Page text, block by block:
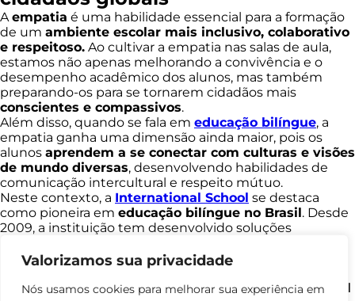
Valorizamos sua privacidade
Nós usamos cookies para melhorar sua experiência em
Aempatia é uma habilidade essencial para a formação
de um ambiente escolar mais inclusivo, colaborativo
e respeitoso. Ao cultivar a empatia nas salas de aula,
estamos não apenas melhorando a convivência e o
desempenho acadêmico dos alunos, mas também
preparando-os para se tornarem cidadãos mais
conscientes e compassivos.
Além disso, quando se fala em educação bilíngue, a
empatia ganha uma dimensão ainda maior, pois os
alunos aprendem a se conectar com culturas e visões
de mundo diversas, desenvolvendo habilidades de
comunicação intercultural e respeito mútuo.
Neste contexto, a International School se destaca
como pioneira em educação bilíngue no Brasil. Desde
2009, a instituição tem desenvolvido soluções
à realidade das escolas brasileiras e às necessidades de
Com mais de 15 anos de história, a International School